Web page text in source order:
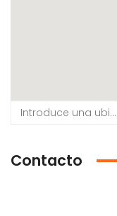
Contacto